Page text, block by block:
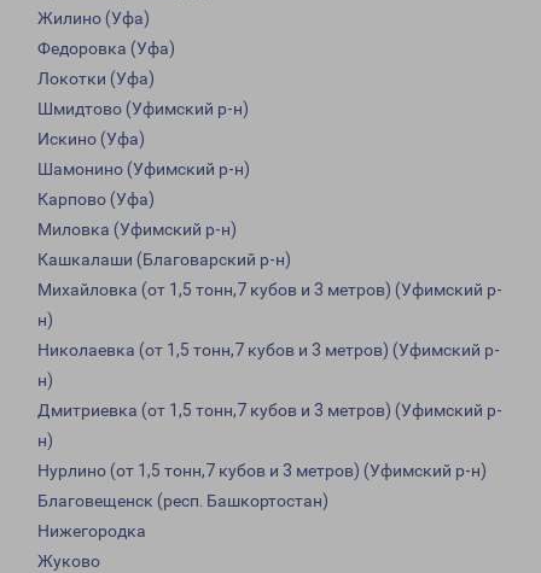
Жилино (Уфа)
Федоровка (Уфа)
Локотки (Уфа)
Шмидтово (Уфимский р-н)
Искино (Уфа)
Шамонино (Уфимский р-н)
Карпово (Уфа)
Миловка (Уфимский р-н)
Кашкалаши (Благоварский р-н)
Михайловка (от 1,5 тонн,7 кубов и 3 метров) (Уфимский р-
н)
Николаевка (от 1,5 тонн,7 кубов и 3 метров) (Уфимский р-
н)
Дмитриевка (от 1,5 тонн,7 кубов и 3 метров) (Уфимский р-
н)
Нурлино (от 1,5 тонн,7 кубов и 3 метров) (Уфимский р-н)
Благовещенск (респ. Башкортостан)
Нижегородка
Жуково